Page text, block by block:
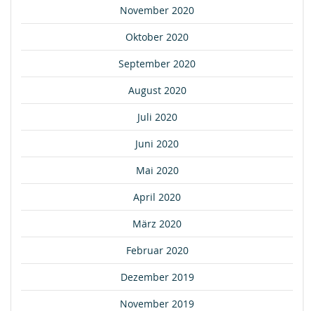
November 2020
Oktober 2020
September 2020
August 2020
Juli 2020
Juni 2020
Mai 2020
April 2020
März 2020
Februar 2020
Dezember 2019
November 2019